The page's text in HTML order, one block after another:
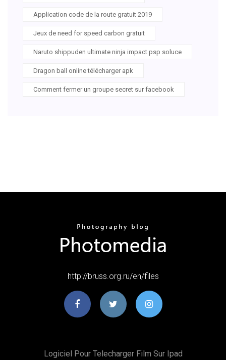
Application code de la route gratuit 2019
Jeux de need for speed carbon gratuit
Naruto shippuden ultimate ninja impact psp soluce
Dragon ball online télécharger apk
Comment fermer un groupe secret sur facebook
http://bruss.org.ru/en/files
Logiciel Pour Telecharger Film Sur Ipad